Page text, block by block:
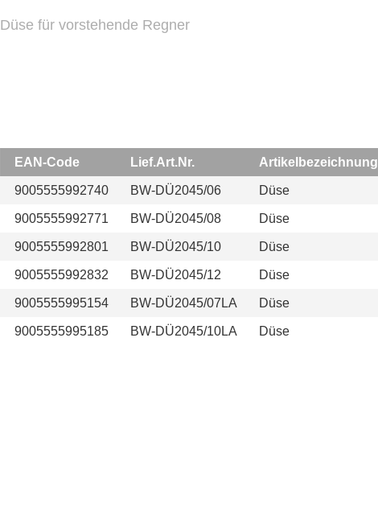
Düse für vorstehende Regner
EAN-Code Lief.Art.Nr. Artikelbezeichnung
9005555992740 BW-DÜ2045/06 Düse
9005555992771 BW-DÜ2045/08 Düse
9005555992801 BW-DÜ2045/10 Düse
9005555992832 BW-DÜ2045/12 Düse
9005555995154 BW-DÜ2045/07LA Düse
9005555995185 BW-DÜ2045/10LA Düse